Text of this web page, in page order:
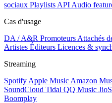
sociaux Playlists API Audio
Cas d'usage
DA / A&R Promoteurs Attachés
Artistes Éditeurs Licences &
Streaming
Spotify Apple Music Amazon
SoundCloud Tidal QQ Music
Boomplay